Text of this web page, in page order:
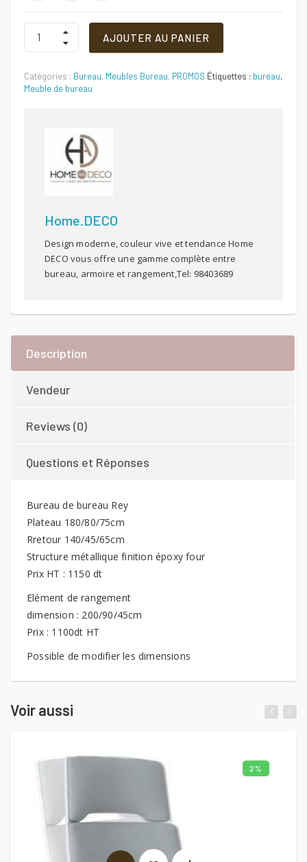
initial
était :
1400 DT.
actuel
est :
avec
Quantité
AJOUTER AU PANIER
Catégories : Bureau, Meubles Bureau, PROMOS Étiquettes : bureau,
Meuble de bureau
Home.DECO
Design moderne, couleur vive et tendance Home
DECO vous offre une gamme complète entre
bureau, armoire et rangement,Tel: 98403689
Description
Vendeur
Reviews (0)
Questions et Réponses
Bureau de bureau Rey
Plateau 180/80/75cm
Rretour 140/45/65cm
Structure métallique finition époxy four
Prix HT : 1150 dt
Elément de rangement
dimension : 200/90/45cm
Prix : 1100dt HT
Possible de modifier les dimensions
Voir aussi
2%